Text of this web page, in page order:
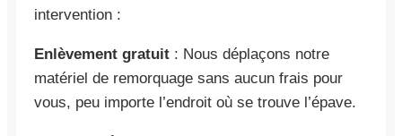
intervention :
Enlèvement gratuit : Nous déplaçons notre
matériel de remorquage sans aucun frais pour
vous, peu importe l’endroit où se trouve l’épave.